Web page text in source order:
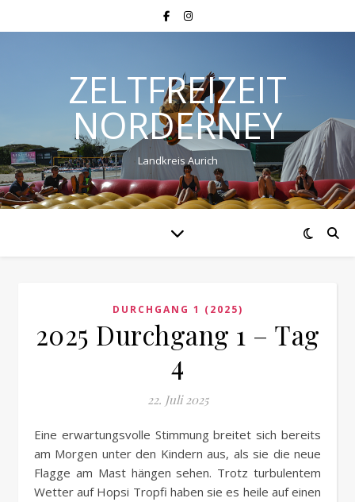
ZELTFREIZEIT
NORDERNEY
Landkreis Aurich
DURCHGANG 1 (2025)
2025 Durchgang 1 – Tag
4
22. Juli 2025
Eine erwartungsvolle Stimmung breitet sich bereits
am Morgen unter den Kindern aus, als sie die neue
Flagge am Mast hängen sehen. Trotz turbulentem
Wetter auf Hopsi Tropfi haben sie es heile auf einen